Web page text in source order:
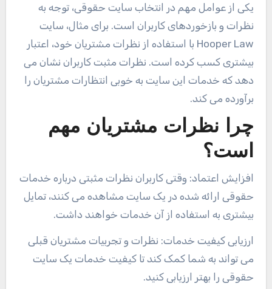
یکی از عوامل مهم در انتخاب سایت حقوقی، توجه به
نظرات و بازخوردهای کاربران است. برای مثال، سایت
Hooper Law با استفاده از نظرات مشتریان خود، اعتبار
بیشتری کسب کرده است. نظرات مثبت کاربران نشان می
دهد که خدمات این سایت به خوبی انتظارات مشتریان را
برآورده می کند.
چرا نظرات مشتریان مهم
است؟
افزایش اعتماد: وقتی کاربران نظرات مثبتی درباره خدمات
حقوقی ارائه شده در یک سایت مشاهده می کنند، تمایل
بیشتری به استفاده از آن خدمات خواهند داشت.
ارزیابی کیفیت خدمات: نظرات و تجربیات مشتریان قبلی
می تواند به شما کمک کند تا کیفیت خدمات یک سایت
حقوقی را بهتر ارزیابی کنید.